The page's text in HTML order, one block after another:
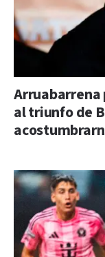
al triunfo de